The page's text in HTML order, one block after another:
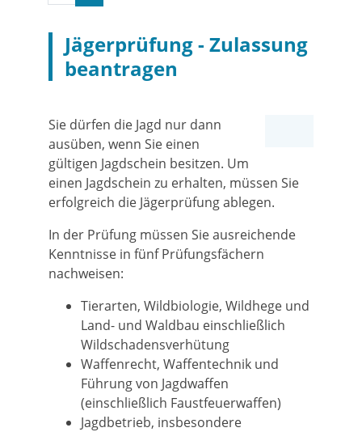
Jägerprüfung - Zulassung
beantragen
Sie dürfen die Jagd nur dann
ausüben, wenn Sie einen
gültigen Jagdschein besitzen. Um
einen Jagdschein zu erhalten, müssen Sie
erfolgreich die Jägerprüfung ablegen.
In der Prüfung müssen Sie ausreichende
Kenntnisse in fünf Prüfungsfächern
nachweisen:
Tierarten, Wildbiologie, Wildhege und
Land- und Waldbau einschließlich
Wildschadensverhütung
Waffenrecht, Waffentechnik und
Führung von Jagdwaffen
(einschließlich Faustfeuerwaffen)
Jagdbetrieb, insbesondere